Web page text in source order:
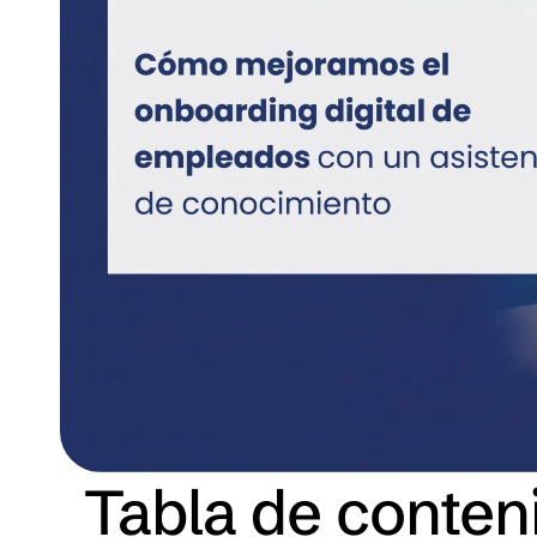
Tabla de